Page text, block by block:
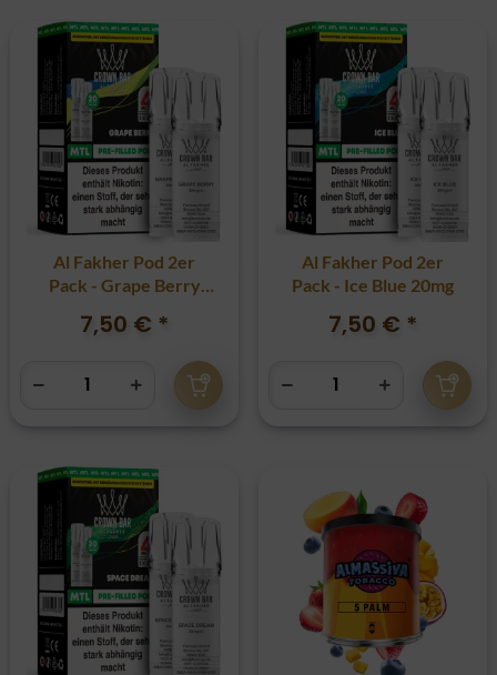
Al Fakher Pod 2er
Pack - Grape Berry
7,50 € *
Al Fakher Pod 2er
Pack - Ice Blue 20mg
7,50 € *